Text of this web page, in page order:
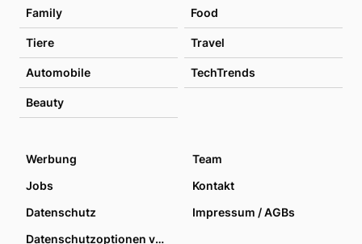
Family Food
Tiere Travel
Automobile TechTrends
Beauty
Werbung
Team
Jobs
Kontakt
Datenschutz
Impressum / AGBs
Datenschutzoptionen verwalten